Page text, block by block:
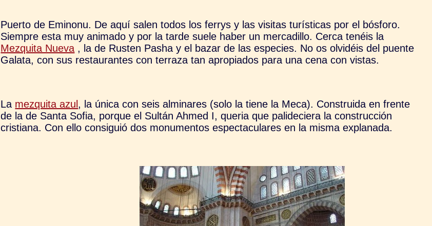
Puerto de Eminonu. De aquí salen todos los ferrys y las visitas turísticas por el bósforo.
Siempre esta muy animado y por la tarde suele haber un mercadillo. Cerca tenéis la
Mezquita Nueva , la de Rusten Pasha y el bazar de las especies. No os olvidéis del puente
Galata, con sus restaurantes con terraza tan apropiados para una cena con vistas.
La mezquita azul , la única con seis alminares (solo la tiene la Meca). Construida en frente
de la de Santa Sofia, porque el Sultán Ahmed I, queria que palideciera la construcción
cristiana. Con ello consiguió dos monumentos espectaculares en la misma explanada.